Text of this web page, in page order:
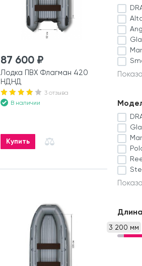
87 600 ₽
Лодка ПВХ Флагман 420
НДНД
3 отзыва
В наличии
Купить
Длина
3 200 мм